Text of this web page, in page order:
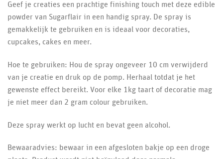
Geef je creaties een prachtige finishing touch met deze edible
powder van Sugarflair in een handig spray. De spray is
gemakkelijk te gebruiken en is ideaal voor decoraties,
cupcakes, cakes en meer.
Hoe te gebruiken: Hou de spray ongeveer 10 cm verwijderd
van je creatie en druk op de pomp. Herhaal totdat je het
gewenste effect bereikt. Voor elke 1kg taart of decoratie mag
je niet meer dan 2 gram colour gebruiken.
Deze spray werkt op lucht en bevat geen alcohol.
Bewaaradvies: bewaar in een afgesloten bakje op een droge